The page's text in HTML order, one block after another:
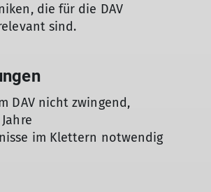
die für die DAV
sind.
DAV nicht zwingend,
im Klettern notwendig